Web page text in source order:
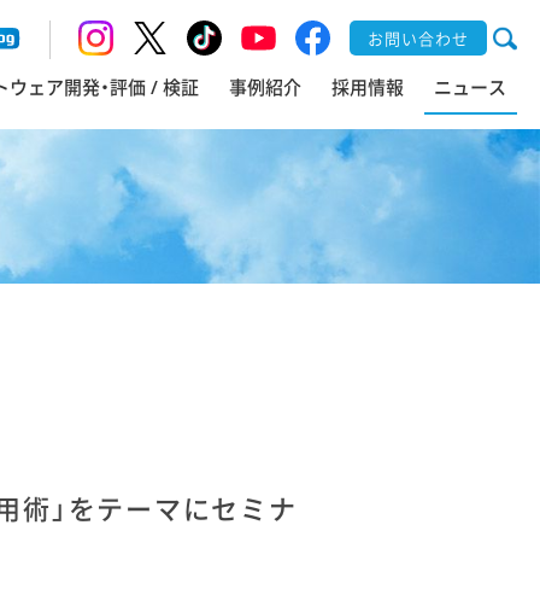
お問い合わせ
ウェア開発・評価 / 検証 事例紹介 採用情報 ニュース
術」をテーマにセミナ